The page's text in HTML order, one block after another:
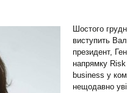
Шостого
виступить
президент,
напрямку
business у
нещодавно